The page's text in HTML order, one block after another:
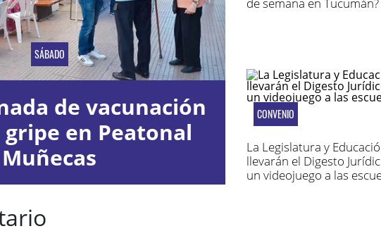
SÁBADO
de vacunación
en Peatonal
Muñecas
de semana en Tucumán?
CONVENIO
La Legislatura y
llevarán el Digesto
un videojuego a las